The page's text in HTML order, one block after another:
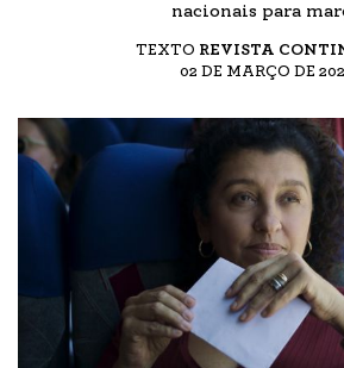
nacionais para
TEXTO REVISTA
02 DE MARÇO DE